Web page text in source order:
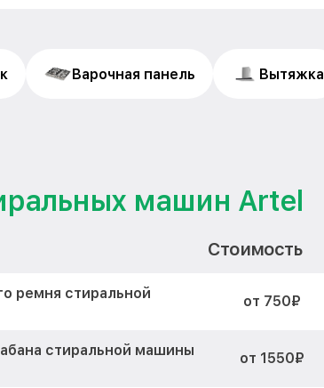
Варочная панель Вытяжка
машин Artel
Стоимость
ремня стиральной
от 750₽
стиральной машины
от 1550₽